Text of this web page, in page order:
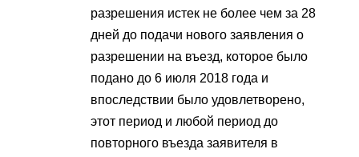
разрешения истек не более чем за 28
дней до подачи нового заявления о
разрешении на въезд, которое было
подано до 6 июля 2018 года и
впоследствии было удовлетворено,
этот период и любой период до
повторного въезда заявителя в